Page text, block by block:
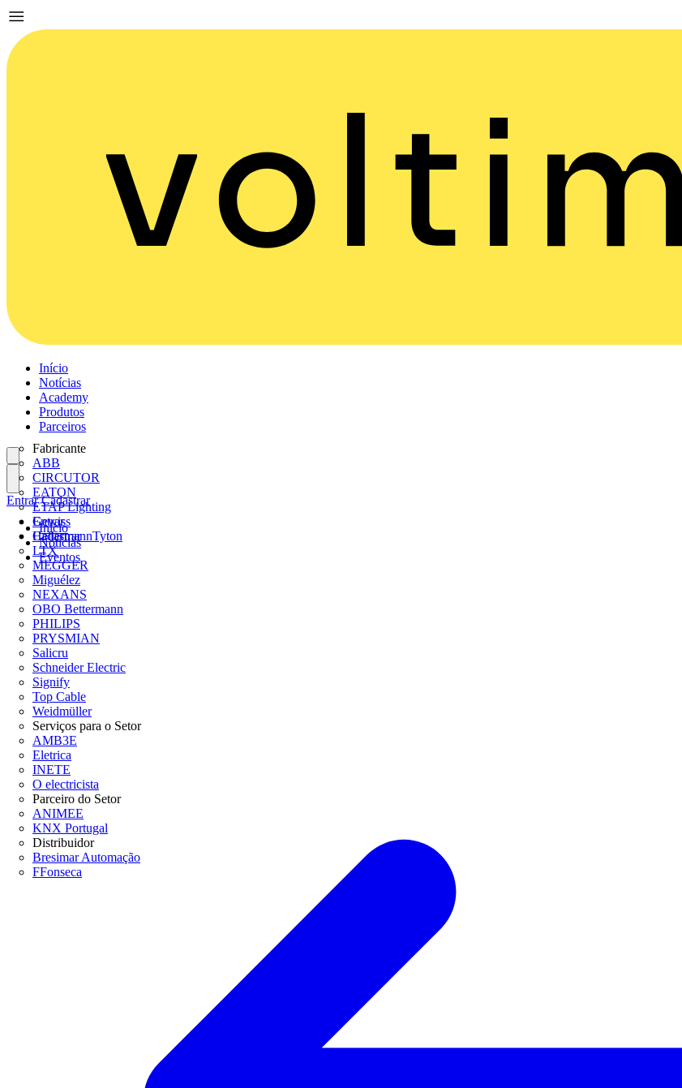
Início
Notícias
Academy
Produtos
Parceiros
Fabricante
ABB
CIRCUTOR
EATON
ETAP Lighting
Gewiss
HellermannTyton
LTX
MEGGER
Miguélez
NEXANS
OBO Bettermann
PHILIPS
PRYSMIAN
Salicru
Schneider Electric
Signify
Top Cable
Weidmüller
Serviços para o Setor
AMB3E
Eletrica
INETE
O electricista
Parceiro do Setor
ANIMEE
KNX Portugal
Distribuidor
Bresimar Automação
FFonseca
Entrar
Cadastrar
Entrar Cadastrar
Início
Notícias
Eventos